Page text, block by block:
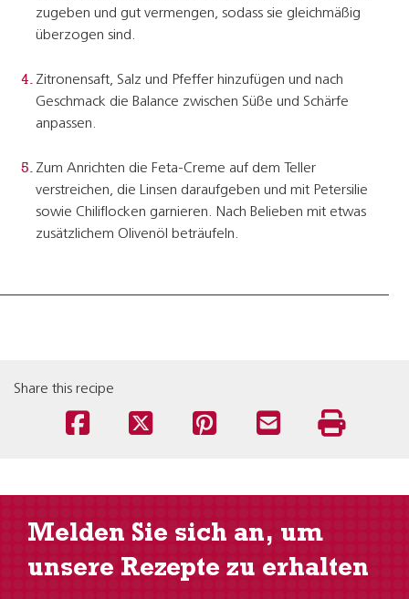
zugeben und gut vermengen, sodass sie gleichmäßig
überzogen sind.
Zitronensaft, Salz und Pfeffer hinzufügen und nach
Geschmack die Balance zwischen Süße und Schärfe
anpassen.
Zum Anrichten die Feta-Creme auf dem Teller
verstreichen, die Linsen daraufgeben und mit Petersilie
sowie Chiliflocken garnieren. Nach Belieben mit etwas
zusätzlichem Olivenöl beträufeln.
Share this recipe
Melden Sie sich an, um
unsere Rezepte zu erhalten